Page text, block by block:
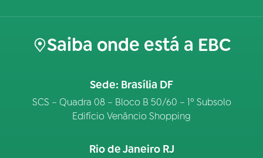
Saiba onde está a EBC
Sede: Brasília DF
SCS – Quadra 08 – Bloco B 50/60 – 1º Subsolo
Edifício Venâncio Shopping
Rio de Janeiro RJ